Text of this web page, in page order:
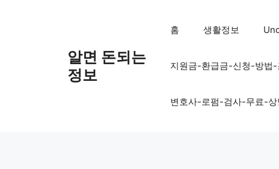
알면 돈되는
정보
홈 생활정보
지원금-환급금-신청-방법
변호사-로펌-검사-무료-상